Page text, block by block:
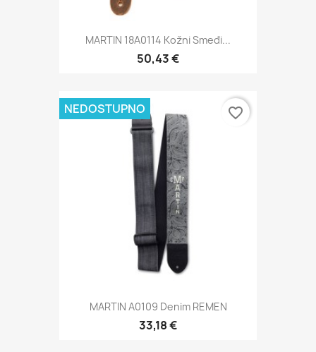
MARTIN 18A0114 Kožni Smeđi...
50,43 €
MARTIN A0109 Denim REMEN
33,18 €
NEDOSTUPNO favorite_border